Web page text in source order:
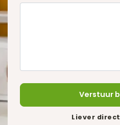
Verstuur
Liever